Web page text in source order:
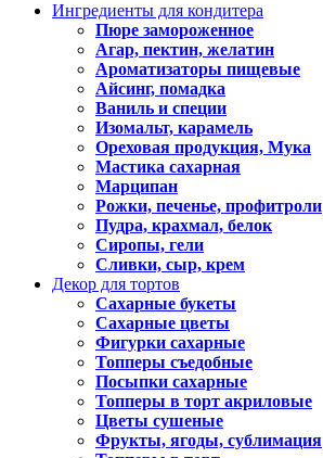
Ингредиенты для кондитера
Пюре замороженное
Агар, пектин, желатин
Ароматизаторы пищевые
Айсинг, помадка
Ваниль и специи
Изомальт, карамель
Ореховая продукция, Мука
Мастика сахарная
Марципан
Рожки, печенье, профитроли
Пудра, крахмал, белок
Сиропы, гели
Сливки, сыр, крем
Декор для тортов
Сахарные букеты
Сахарные цветы
Фигурки сахарные
Топперы съедобные
Посыпки сахарные
Топперы в торт акриловые
Цветы сушеные
Фрукты, ягоды, сублимация